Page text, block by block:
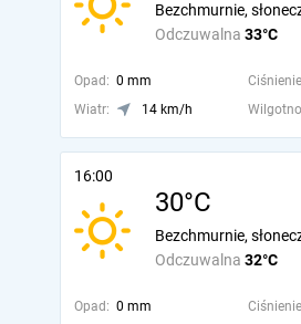
Odczuwalna 33°C
Bezchmurnie,
Opad: 0 mm
Wiatr:
14 km/h
16:00
30°C
Odczuwalna 32°C
Bezchmurnie,
Opad: 0 mm